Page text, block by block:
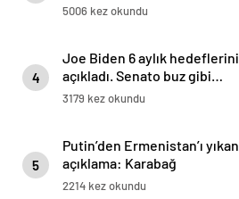
5006 kez okundu
4
Joe Biden 6 aylık hedeflerini
açıkladı. Senato buz gibi…
3179 kez okundu
5
Putin’den Ermenistan’ı yıkan
açıklama: Karabağ
Azerbaycan’ın ayrılmaz bir
2214 kez okundu